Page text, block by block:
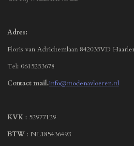
Adres:
Floris van Adrichemlaan 842035VD
Tel: 0615253678
Contact mail.info@modenavloeren.nl
KVK : 52977129
BTW : NL185436493